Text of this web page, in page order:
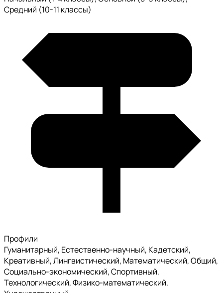
Средний (10-11 классы)
Профили
Гуманитарный, Естественно-научный, Кадетский,
Креативный, Лингвистический, Математический, Общий,
Социально-экономический, Спортивный,
Технологический, Физико-математический,